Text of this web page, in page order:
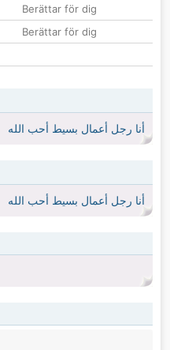
Berättar för dig
Berättar för dig
أنا رجل أعمال بسيط أحب الله
أنا رجل أعمال بسيط أحب الله